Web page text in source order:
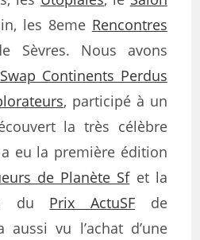
les 8eme Rencontres
Sèvres. Nous avons
Continents Perdus
, participé à un
la très célèbre
eu la première édition
de Planète Sfet la
du Prix ActuSF de
aussi vu l’achat d’une